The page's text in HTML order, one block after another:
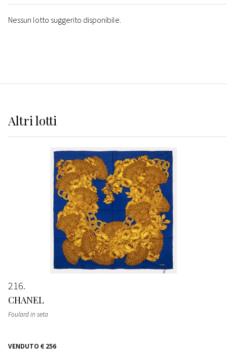
Nessun lotto suggerito disponibile.
Altrilotti
216
CHANEL
Foulard in seta
VENDUTO € 256